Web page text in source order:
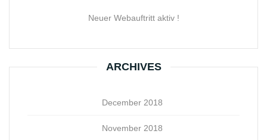
Neuer Webauftritt aktiv !
ARCHIVES
December 2018
November 2018